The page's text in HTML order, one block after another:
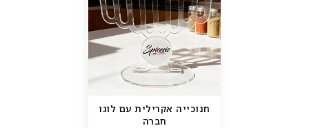
חנוכייה אקרילית עם לוגו
חברה